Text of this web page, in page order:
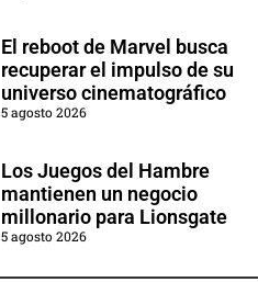
El reboot de Marvel busca
recuperar el impulso de su
universo cinematográfico
5 agosto 2026
Los Juegos del Hambre
mantienen un negocio
millonario para Lionsgate
5 agosto 2026